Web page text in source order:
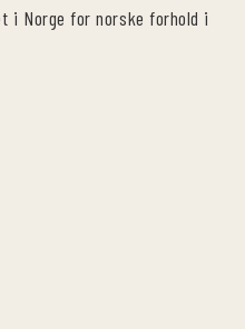
i Norge for norske forhold i